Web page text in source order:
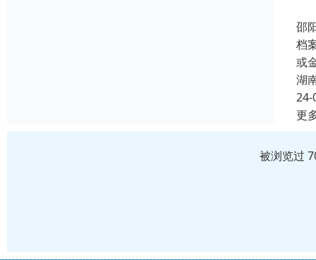
邵
档
或
湖
24-
更
被浏览过